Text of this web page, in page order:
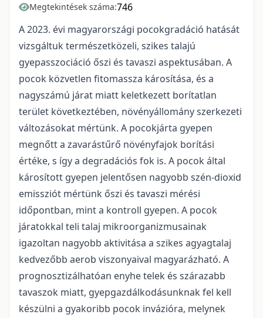
Megtekintések száma:746
A 2023. évi magyarországi pocokgradáció hatását
vizsgáltuk természetközeli, szikes talajú
gyepasszociáció őszi és tavaszi aspektusában. A
pocok közvetlen fitomassza károsítása, és a
nagyszámú járat miatt keletkezett borítatlan
terület következtében, növényállomány szerkezeti
változásokat mértünk. A pocokjárta gyepen
megnőtt a zavarástűrő növényfajok borítási
értéke, s így a degradációs fok is. A pocok által
károsított gyepen jelentősen nagyobb szén-dioxid
emissziót mértünk őszi és tavaszi mérési
időpontban, mint a kontroll gyepen. A pocok
járatokkal teli talaj mikroorganizmusainak
igazoltan nagyobb aktivitása a szikes agyagtalaj
kedvezőbb aerob viszonyaival magyarázható. A
prognosztizálhatóan enyhe telek és szárazabb
tavaszok miatt, gyepgazdálkodásunknak fel kell
készülni a gyakoribb pocok invázióra, melynek